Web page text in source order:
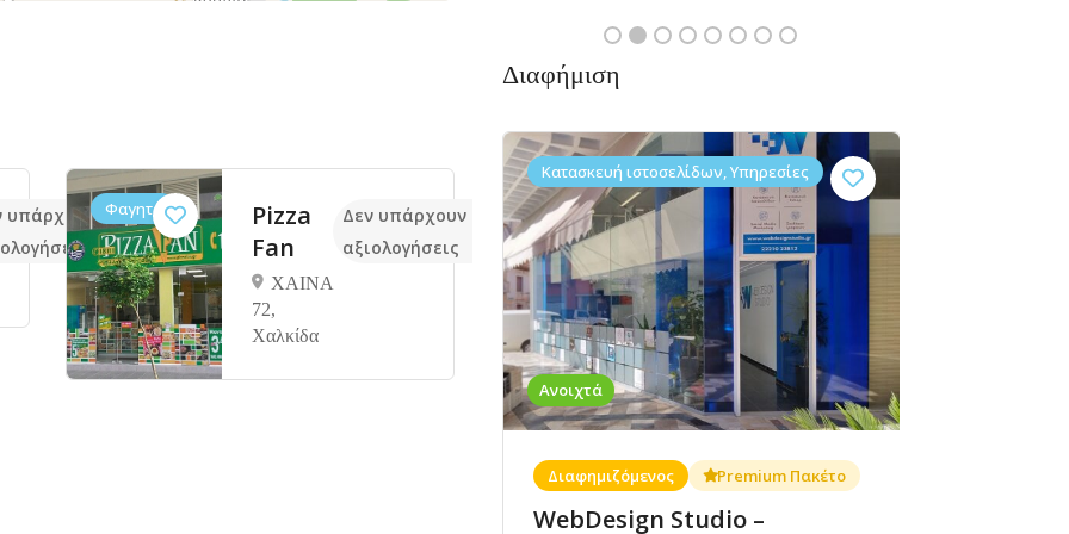
Δεν υπάρχουν ακόμα
αξιολογήσεις
Εστιατόρια,
Φαγητό
Πιάτο
Αποστολίδου
Δεν υπάρχουν ακόμα
αξιολογήσεις
Διασκέδαση,
Red
Hot
Crepes
Λεωφ.
Αρχαίου
Θεάτρου
60,
Ερέτρια
Διαφήμιση
Ανοιχτά
Κατασκευή ιστοσελίδων, Υπηρεσίες
Διαφημιζόμενος Premium Πακέτο
WebDesign Studio –